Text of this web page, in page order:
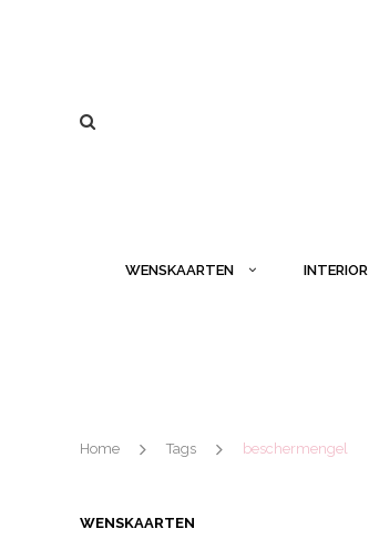
WENSKAARTEN INTERIOR
Home Tags beschermengel
WENSKAARTEN